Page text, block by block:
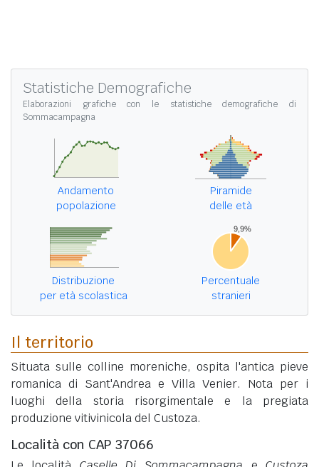
Statistiche Demografiche
Elaborazioni grafiche con le statistiche demografiche di
Sommacampagna
Andamento
popolazione
Piramide
delle età
Distribuzione
per età scolastica
Percentuale
stranieri
Il territorio
Situata sulle colline moreniche, ospita l'antica pieve
romanica di Sant'Andrea e Villa Venier. Nota per i
luoghi della storia risorgimentale e la pregiata
produzione vitivinicola del Custoza.
Località con CAP 37066